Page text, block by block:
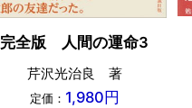
完全版 人間の運命3
芹沢光治良 著
定価： 1,980円